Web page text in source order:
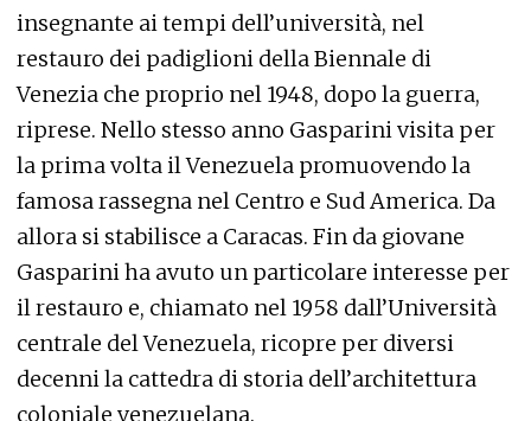
insegnante ai tempi dell’università, nel
restauro dei padiglioni della Biennale di
Venezia che proprio nel 1948, dopo la guerra,
riprese. Nello stesso anno Gasparini visita per
la prima volta il Venezuela promuovendo la
famosa rassegna nel Centro e Sud America. Da
allora si stabilisce a Caracas. Fin da giovane
Gasparini ha avuto un particolare interesse per
il restauro e, chiamato nel 1958 dall’Università
centrale del Venezuela, ricopre per diversi
decenni la cattedra di storia dell’architettura
coloniale venezuelana.